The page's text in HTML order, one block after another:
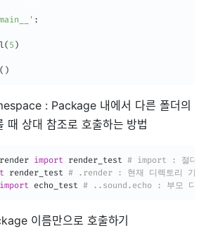
:
( 5 )
( )
: Package 내에서 다른 폴더의
때 상대 참조로 호출하는 방법
render import render_test # import : 절대
render_test # .render : 현재 디렉토리 기준
import echo_test # ..sound.echo : 부모 디렉
이름만으로 호출하기